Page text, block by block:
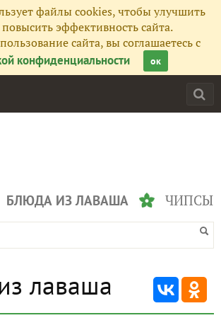
файлы cookies, чтобы улучшить
эффективность сайта.
сайта, вы соглашаетесь с
конфиденциальности
ок
БЛЮДА ИЗ ЛАВАША
ЧИПСЫ
лаваша